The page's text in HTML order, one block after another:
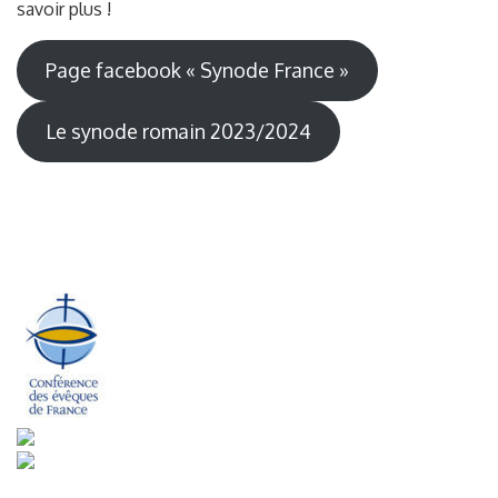
savoir plus !
Page facebook « Synode France »
Le synode romain 2023/2024